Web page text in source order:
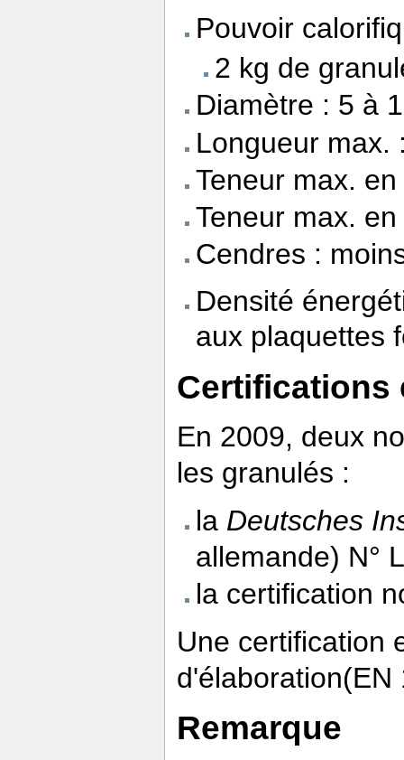
Pouvoir
2 kg de
Diamètre : 5 à
Longueur max.
Teneur max.
Teneur max.
Cendres :
Densité
aux plaquettes
Certifications
En 2009, deux
les granulés :
la Deutsches
allemande) N°
la certification
Une certification
d'élaboration(EN
Remarque